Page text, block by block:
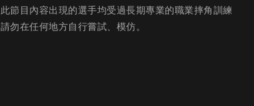
此節目內容出現的選手均受過長期專業的職業摔角訓練
請勿在任何地方自行嘗試、模仿。